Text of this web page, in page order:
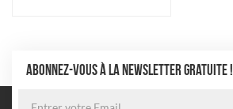
ABONNEZ-VOUS À LA NEWSLETTER GRATUITE !